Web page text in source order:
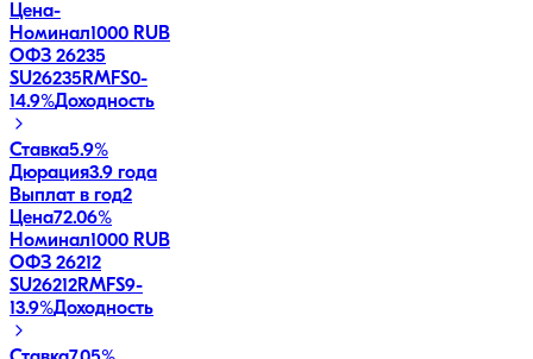
Цена-
Номинал1000 RUB
ОФЗ 26235
SU26235RMFS0-
14.9%Доходность
Ставка5.9%
Дюрация3.9 года
Выплат в год2
Цена72.06%
Номинал1000 RUB
ОФЗ 26212
SU26212RMFS9-
13.9%Доходность